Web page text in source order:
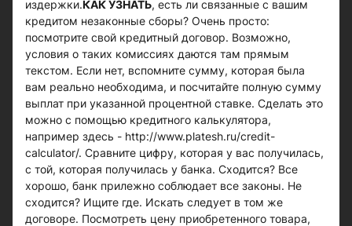
издержки.КАК УЗНАТЬ, есть ли связанные с вашим
кредитом незаконные сборы? Очень просто:
посмотрите свой кредитный договор. Возможно,
условия о таких комиссиях даются там прямым
текстом. Если нет, вспомните сумму, которая была
вам реально необходима, и посчитайте полную сумму
выплат при указанной процентной ставке. Сделать это
можно с помощью кредитного калькулятора,
например здесь - http://www.platesh.ru/credit-
calculator/. Сравните цифру, которая у вас получилась,
с той, которая получилась у банка. Сходится? Все
хорошо, банк прилежно соблюдает все законы. Не
сходится? Ищите где. Искать следует в том же
договоре. Посмотреть цену приобретенного товара,